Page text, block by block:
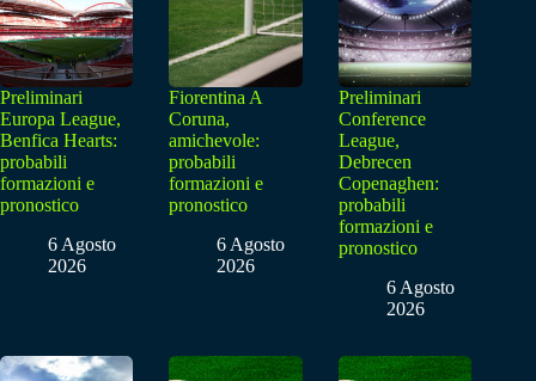
Preliminari
Europa League,
Benfica Hearts:
probabili
formazioni e
pronostico
6 Agosto
2026
Fiorentina A
Coruna,
amichevole:
probabili
formazioni e
pronostico
6 Agosto
2026
Preliminari
Conference
League,
Debrecen
Copenaghen:
probabili
formazioni e
pronostico
6 Agosto
2026